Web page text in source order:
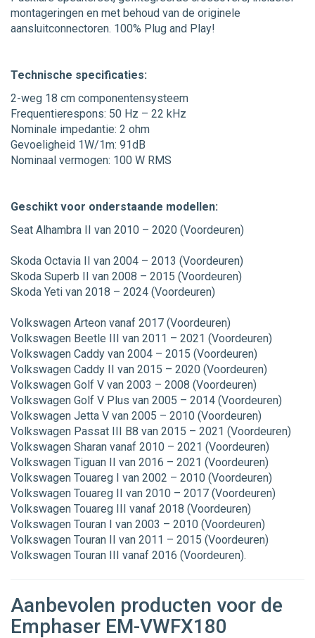
montageringen en met behoud van de originele
aansluitconnectoren. 100% Plug and Play!
Technische specificaties:
2-weg 18 cm componentensysteem
Frequentierespons: 50 Hz – 22 kHz
Nominale impedantie: 2 ohm
Gevoeligheid 1W/1m: 91dB
Nominaal vermogen: 100 W RMS
Geschikt voor onderstaande modellen:
Seat Alhambra II van 2010 – 2020 (Voordeuren)
Skoda Octavia II van 2004 – 2013 (Voordeuren)
Skoda Superb II van 2008 – 2015 (Voordeuren)
Skoda Yeti van 2018 – 2024 (Voordeuren)
Volkswagen Arteon vanaf 2017 (Voordeuren)
Volkswagen Beetle III van 2011 – 2021 (Voordeuren)
Volkswagen Caddy van 2004 – 2015 (Voordeuren)
Volkswagen Caddy II van 2015 – 2020 (Voordeuren)
Volkswagen Golf V van 2003 – 2008 (Voordeuren)
Volkswagen Golf V Plus van 2005 – 2014 (Voordeuren)
Volkswagen Jetta V van 2005 – 2010 (Voordeuren)
Volkswagen Passat III B8 van 2015 – 2021 (Voordeuren)
Volkswagen Sharan vanaf 2010 – 2021 (Voordeuren)
Volkswagen Tiguan II van 2016 – 2021 (Voordeuren)
Volkswagen Touareg I van 2002 – 2010 (Voordeuren)
Volkswagen Touareg II van 2010 – 2017 (Voordeuren)
Volkswagen Touareg III vanaf 2018 (Voordeuren)
Volkswagen Touran I van 2003 – 2010 (Voordeuren)
Volkswagen Touran II van 2011 – 2015 (Voordeuren)
Volkswagen Touran III vanaf 2016 (Voordeuren).
Aanbevolen producten voor de
Emphaser EM-VWFX180